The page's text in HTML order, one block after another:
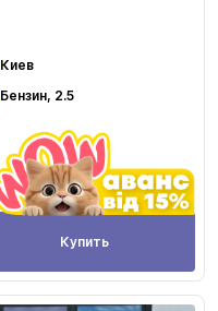
Киев
Бензин, 2.5
Купить